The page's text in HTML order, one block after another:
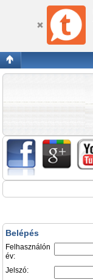
Belépés
Belépés
Felhasználón
év:
Jelszó: